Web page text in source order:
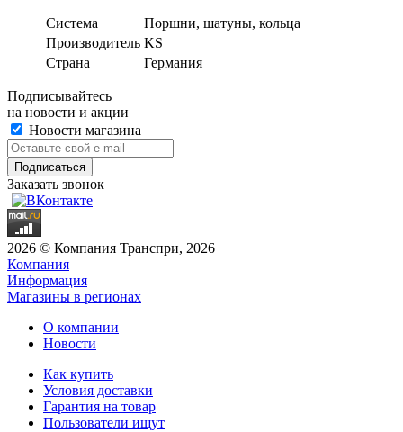
Система
Поршни, шатуны, кольца
Производитель KS
Страна
Германия
Подписывайтесь
на новости и акции
Новости магазина
Заказать звонок
2026 © Компания Транспри, 2026
Компания
Информация
Магазины в регионах
О компании
Новости
Как купить
Условия доставки
Гарантия на товар
Пользователи ищут